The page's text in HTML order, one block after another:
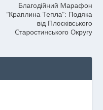
Благодійний Mарафон
“Краплина Tепла”: Подяка
від Плосківського
Cтаростинського Oкругу